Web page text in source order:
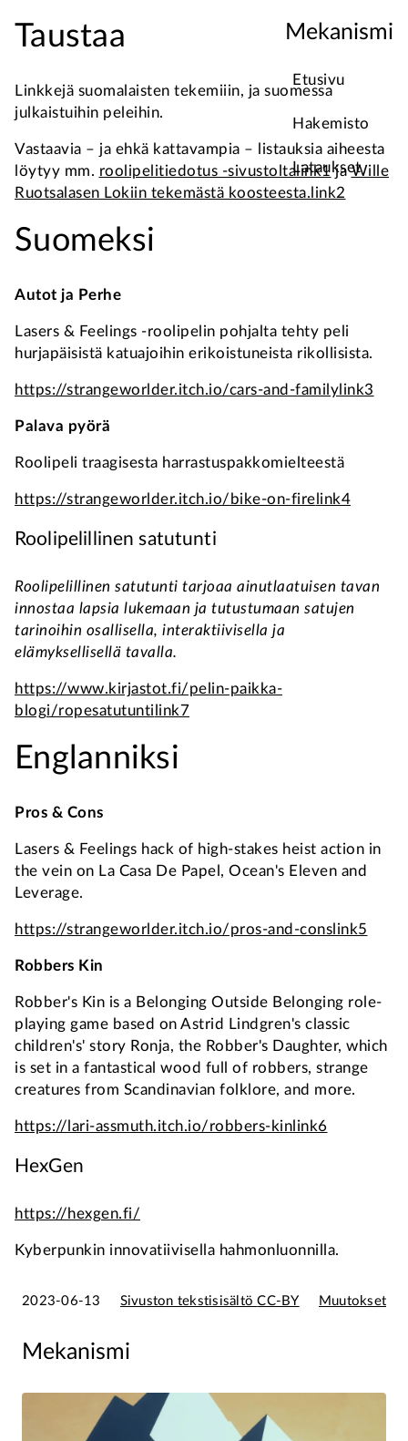
Mekanismi
Etusivu
Hakemisto
Lataukset
Taustaa
Linkkejä suomalaisten tekemiiin, ja suomessa
julkaistuihin peleihin.
Vastaavia – ja ehkä kattavampia – listauksia aiheesta
löytyy mm. roolipelitiedotus -sivustoltalink1jaWille
Ruotsalasen Lokiin tekemästä koosteesta. link2
Suomeksi
Autot ja Perhe
Lasers & Feelings -roolipelin pohjalta tehty peli
hurjapäisistä katuajoihin erikoistuneista rikollisista.
https://strangeworlder.itch.io/cars-and-family link3
Palava pyörä
Roolipeli traagisesta harrastuspakkomielteestä
https://strangeworlder.itch.io/bike-on-fire link4
Roolipelillinen satutunti
Roolipelillinen satutunti tarjoaa ainutlaatuisen tavan
innostaa lapsia lukemaan ja tutustumaan satujen
tarinoihin osallisella, interaktiivisella ja
elämyksellisellä tavalla.
https://www.kirjastot.fi/pelin-paikka-
blogi/ropesatutunti link7
Englanniksi
Pros & Cons
Lasers & Feelings hack of high-stakes heist action in
the vein on La Casa De Papel, Ocean's Eleven and
Leverage.
https://strangeworlder.itch.io/pros-and-cons link5
Robbers Kin
Robber's Kin is a Belonging Outside Belonging role-
playing game based on Astrid Lindgren's classic
children's' story Ronja, the Robber's Daughter, which
is set in a fantastical wood full of robbers, strange
creatures from Scandinavian folklore, and more.
https://lari-assmuth.itch.io/robbers-kin link6
HexGen
https://hexgen.fi/
Kyberpunkin innovatiivisella hahmonluonnilla.
2023-06-13 Sivuston tekstisisältö CC-BY Muutokset
Mekanismi